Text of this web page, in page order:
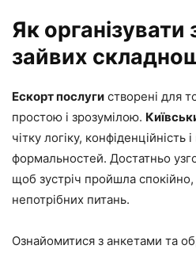
Як організувати
зайвих
Ескорт послуги створені для
простою і зрозумілою.
чітку логіку, конфіденційність
формальностей. Достатньо
щоб зустріч пройшла спокійно,
непотрібних питань.
Ознайомитися з анкетами та